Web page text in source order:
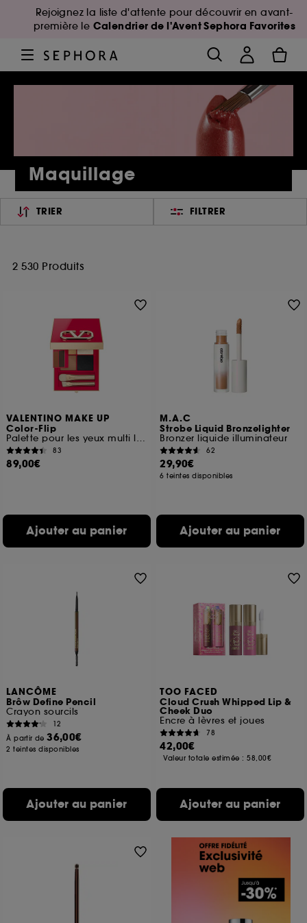
Rejoignez la liste d'attente pour découvrir en avant-
première le Calendrier de l'Avent Sephora Favorites
Maquillage
TRIER FILTRER
2 530 Produits
VALENTINO MAKE UP
Color-Flip
Palette pour les yeux multi look 8 couleurs
83
89,00€
Ajouter au panier
M.A.C
Strobe Liquid Bronzelighter
Bronzer liquide illuminateur
62
29,90€
6 teintes disponibles
Ajouter au panier
LANCÔME
Brôw Define Pencil
Crayon sourcils
12
À partir de36,00€
2 teintes disponibles
Ajouter au panier
TOO FACED
Cloud Crush Whipped Lip &
Cheek Duo
Encre à lèvres et joues
78
42,00€
Valeur totale estimée :58,00€
Ajouter au panier